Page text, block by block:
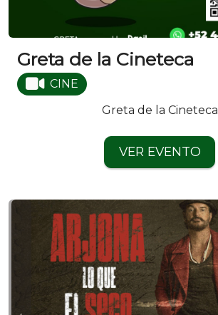
Greta de la Cineteca
CINE
Greta de la Cineteca
VER EVENTO